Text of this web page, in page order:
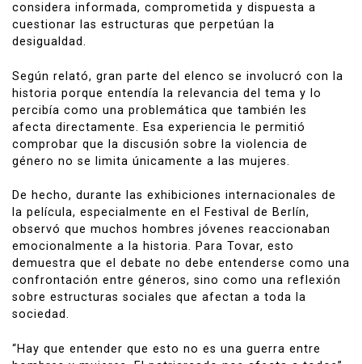
considera informada, comprometida y dispuesta a
cuestionar las estructuras que perpetúan la
desigualdad.
Según relató, gran parte del elenco se involucró con la
historia porque entendía la relevancia del tema y lo
percibía como una problemática que también les
afecta directamente. Esa experiencia le permitió
comprobar que la discusión sobre la violencia de
género no se limita únicamente a las mujeres.
De hecho, durante las exhibiciones internacionales de
la película, especialmente en el Festival de Berlín,
observó que muchos hombres jóvenes reaccionaban
emocionalmente a la historia. Para Tovar, esto
demuestra que el debate no debe entenderse como una
confrontación entre géneros, sino como una reflexión
sobre estructuras sociales que afectan a toda la
sociedad.
“Hay que entender que esto no es una guerra entre